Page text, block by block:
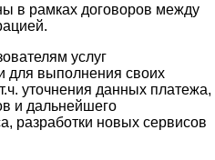
в рамках договоров между
услуг
для выполнения своих
уточнения данных платежа,
и дальнейшего
разработки новых сервисов